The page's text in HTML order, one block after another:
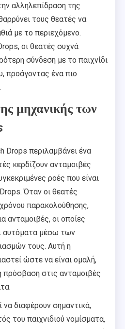
αλληλεπίδραση της
τους θεατές να
με το περιεχόμενο.
οι θεατές συχνά
σύνδεση με το παιχνίδι
προάγοντας ένα πιο
μηχανικής των
Drops περιλαμβάνει ένα
κερδίζουν ανταμοιβές
ροές που είναι
Όταν οι θεατές
παρακολούθησης,
ανταμοιβές, οι οποίες
αυτόματα μέσω των
τους. Αυτή η
ώστε να είναι ομαλή,
πρόσβαση στις ανταμοιβές
να διαφέρουν σημαντικά,
του παιχνιδιού νομίσματα,